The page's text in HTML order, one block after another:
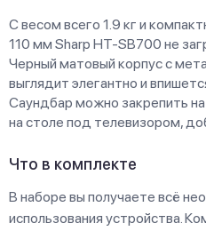
С весом всего 1.9 кг и
110 мм Sharp HT-SB700 не
Черный матовый корпус с
выглядит элегантно и
Саундбар можно закрепить
на столе под телевизором,
Что в комплекте
В наборе вы получаете всё
использования устройства.